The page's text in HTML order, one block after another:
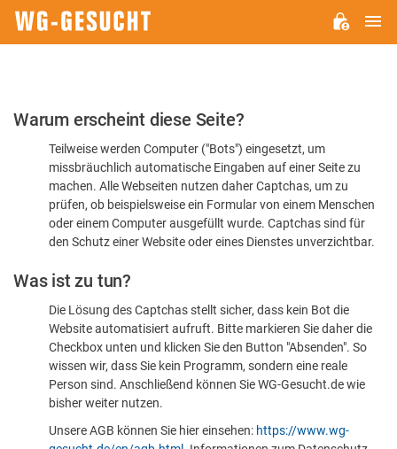
Bitte
dass
sind
Warum erscheint diese Seite?
Teilweise werden Computer ("Bots") eingesetzt, um
missbräuchlich automatische Eingaben auf einer Seite zu
machen. Alle Webseiten nutzen daher Captchas, um zu
prüfen, ob beispielsweise ein Formular von einem Menschen
oder einem Computer ausgefüllt wurde. Captchas sind für
den Schutz einer Website oder eines Dienstes unverzichtbar.
Was ist zu tun?
Die Lösung des Captchas stellt sicher, dass kein Bot die
Website automatisiert aufruft. Bitte markieren Sie daher die
Checkbox unten und klicken Sie den Button "Absenden". So
wissen wir, dass Sie kein Programm, sondern eine reale
Person sind. Anschließend können Sie WG-Gesucht.de wie
bisher weiter nutzen.
Unsere AGB können Sie hier einsehen: https://www.wg-